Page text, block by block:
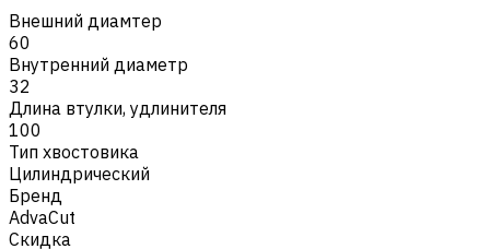
Внешний диамтер
60
Внутренний диаметр
32
Длина втулки, удлинителя
100
Тип хвостовика
Цилиндрический
Бренд
AdvaCut
Скидка